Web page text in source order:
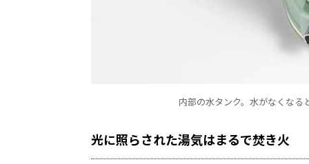
内部の水タンク。水がなくな
光に照らされた湯気はまるで焚き火